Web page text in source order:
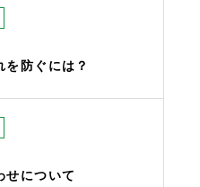
防ぐには？
せについて